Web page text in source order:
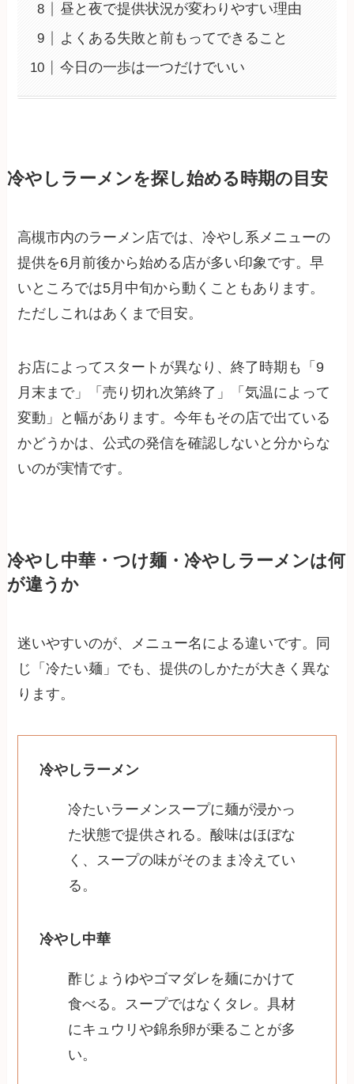
昼と夜で提供状況が変わりやすい理由
よくある失敗と前もってできること
今日の一歩は一つだけでいい
冷やしラーメンを探し始める時期の目安
高槻市内のラーメン店では、冷やし系メニューの
提供を6月前後から始める店が多い印象です。早
いところでは5月中旬から動くこともあります。
ただしこれはあくまで目安。
お店によってスタートが異なり、終了時期も「9
月末まで」「売り切れ次第終了」「気温によって
変動」と幅があります。今年もその店で出ている
かどうかは、公式の発信を確認しないと分からな
いのが実情です。
冷やし中華・つけ麺・冷やしラーメンは何
が違うか
迷いやすいのが、メニュー名による違いです。同
じ「冷たい麺」でも、提供のしかたが大きく異な
ります。
冷やしラーメン
冷たいラーメンスープに麺が浸かっ
た状態で提供される。酸味はほぼな
く、スープの味がそのまま冷えてい
る。
冷やし中華
酢じょうゆやゴマダレを麺にかけて
食べる。スープではなくタレ。具材
にキュウリや錦糸卵が乗ることが多
い。